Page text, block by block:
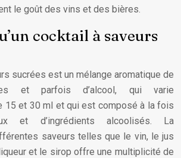
le goût des vins et des bières.
cocktail à saveurs
sucrées est un mélange aromatique de
et parfois d’alcool, qui varie
15 et 30 ml et qui est composé à la fois
et d’ingrédients alcoolisés. La
saveurs telles que le vin, le jus
et le sirop offre une multiplicité de